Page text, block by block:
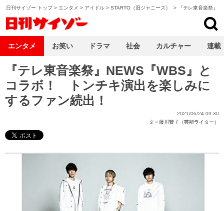
日刊サイゾー トップ> エンタメ > アイドル > STARTO（旧ジャニーズ） > 『テレ東音楽祭』
『テレ東音楽祭』NEWS『WBS』と
コラボ！ トンチキ演出を楽しみに
するファン続出！
2021/06/24 09:30
文＝藤川響子（芸能ライター）
エンタメ お笑い ドラマ 社会 カルチャー 連載